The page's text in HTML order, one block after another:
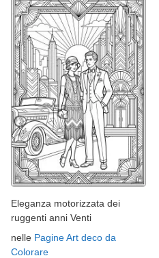
Eleganza motorizzata dei
ruggenti anni Venti
nelle Pagine Art deco da
Colorare